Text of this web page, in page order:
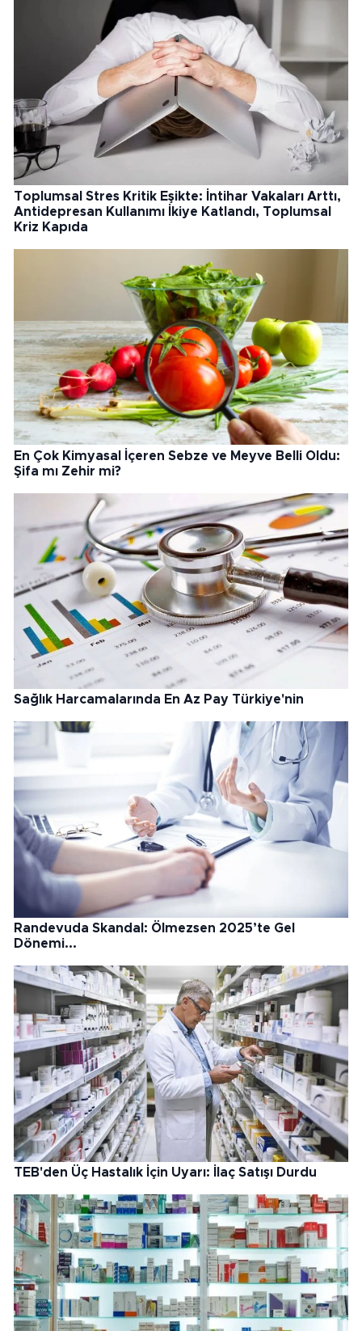
Toplumsal Stres Kritik Eşikte: İntihar Vakaları Arttı,
Antidepresan Kullanımı İkiye Katlandı, Toplumsal
Kriz Kapıda
En Çok Kimyasal İçeren Sebze ve Meyve Belli Oldu:
Şifa mı Zehir mi?
Sağlık Harcamalarında En Az Pay Türkiye'nin
Randevuda Skandal: Ölmezsen 2025’te Gel
Dönemi...
TEB'den Üç Hastalık İçin Uyarı: İlaç Satışı Durdu